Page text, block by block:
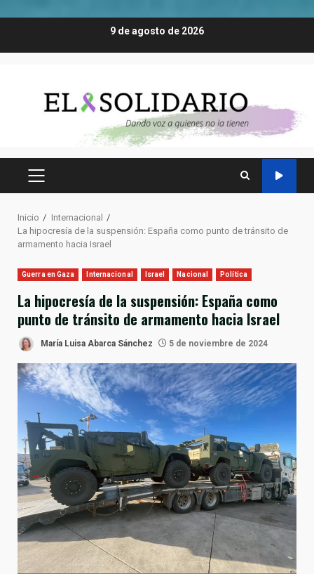
9 de agosto de 2026
MENÚ
Inicio
Internacional
La hipocresía de la suspensión: España como punto de tránsito de
armamento hacia Israel
Guerra en Gaza Internacional Israel Nacional Política
La hipocresía de la suspensión: España como
punto de tránsito de armamento hacia Israel
María Luisa Abarca Sánchez 5 de noviembre de 2024